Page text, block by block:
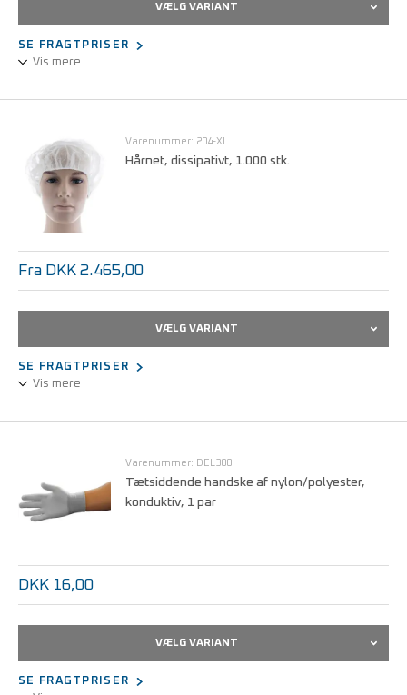
VÆLG VARIANT
SE FRAGTPRISER
Vis mere
Varenummer: 204-XL
Hårnet, dissipativt, 1.000 stk.
Fra DKK 2.465,00
VÆLG VARIANT
SE FRAGTPRISER
Vis mere
Pris pr. stk. v/1 stk. DKK 2.595,00
Varenummer: DEL300
Tætsiddende handske af nylon/polyester,
konduktiv, 1 par
DKK 16,00
VÆLG VARIANT
SE FRAGTPRISER